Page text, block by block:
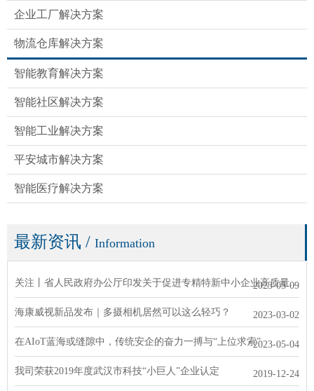
企业工厂解决方案
物流仓库解决方案
智能教育解决方案
智能社区解决方案
智能工业解决方案
平安城市解决方案
智能医疗解决方案
最新资讯 / Information
关注丨省人民政府办公厅印发关于促进专精特新中小企业高质量发展
2023-05-09
海康威视新品发布｜多摄相机居然可以这么轻巧？ 2023-03-02
在AIoT蓝海或缝隙中，传统安企的奋力一搏与“上位求索”2023-05-04
我司荣获2019年度武汉市科技“小巨人”企业认定 2019-12-24